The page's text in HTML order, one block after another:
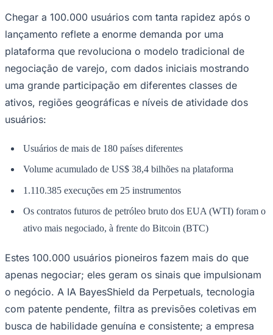
NBA
Fórmula 1
UFC
Tênis (ATP)
MLB
Atletismo
Vôlei
NBB
Brasileirão Série A
Brasileirão Série B
Copa do Brasil
Sul-Americana
Champions League
La Liga
Bundesliga
Mundial 2026
Times - Ir direto
Chegar a 100.000 usuários com tanta rapidez após o
lançamento reflete a enorme demanda por uma
plataforma que revoluciona o modelo tradicional de
negociação de varejo, com dados iniciais mostrando
uma grande participação em diferentes classes de
ativos, regiões geográficas e níveis de atividade dos
usuários:
Usuários de mais de 180 países diferentes
Volume acumulado de US$ 38,4 bilhões na plataforma
1.110.385 execuções em 25 instrumentos
Os contratos futuros de petróleo bruto dos EUA (WTI) foram o
ativo mais negociado, à frente do Bitcoin (BTC)
Estes 100.000 usuários pioneiros fazem mais do que
apenas negociar; eles geram os sinais que impulsionam
o negócio. A IA BayesShield da Perpetuals, tecnologia
com patente pendente, filtra as previsões coletivas em
busca de habilidade genuína e consistente; a empresa